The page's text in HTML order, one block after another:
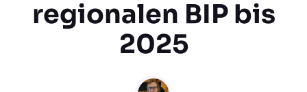
regionalen BIP bis
2025